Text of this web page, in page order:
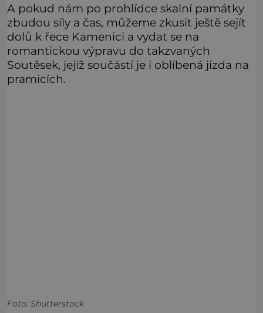
A pokud nám po prohlídce skalní památky
zbudou síly a čas, můžeme zkusit ještě sejít
dolů k řece Kamenici a vydat se na
romantickou výpravu do takzvaných
Soutěsek, jejíž součástí je i oblíbená jízda na
pramicích.
Foto: Shutterstock